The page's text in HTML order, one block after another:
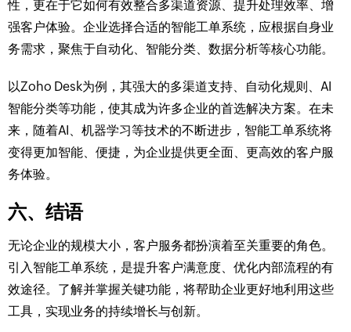
性，更在于它如何有效整合多渠道资源、提升处理效率、增
强客户体验。企业选择合适的智能工单系统，应根据自身业
务需求，聚焦于自动化、智能分类、数据分析等核心功能。
以Zoho Desk为例，其强大的多渠道支持、自动化规则、AI
智能分类等功能，使其成为许多企业的首选解决方案。在未
来，随着AI、机器学习等技术的不断进步，智能工单系统将
变得更加智能、便捷，为企业提供更全面、更高效的客户服
务体验。
六、结语
无论企业的规模大小，客户服务都扮演着至关重要的角色。
引入智能工单系统，是提升客户满意度、优化内部流程的有
效途径。了解并掌握关键功能，将帮助企业更好地利用这些
工具，实现业务的持续增长与创新。